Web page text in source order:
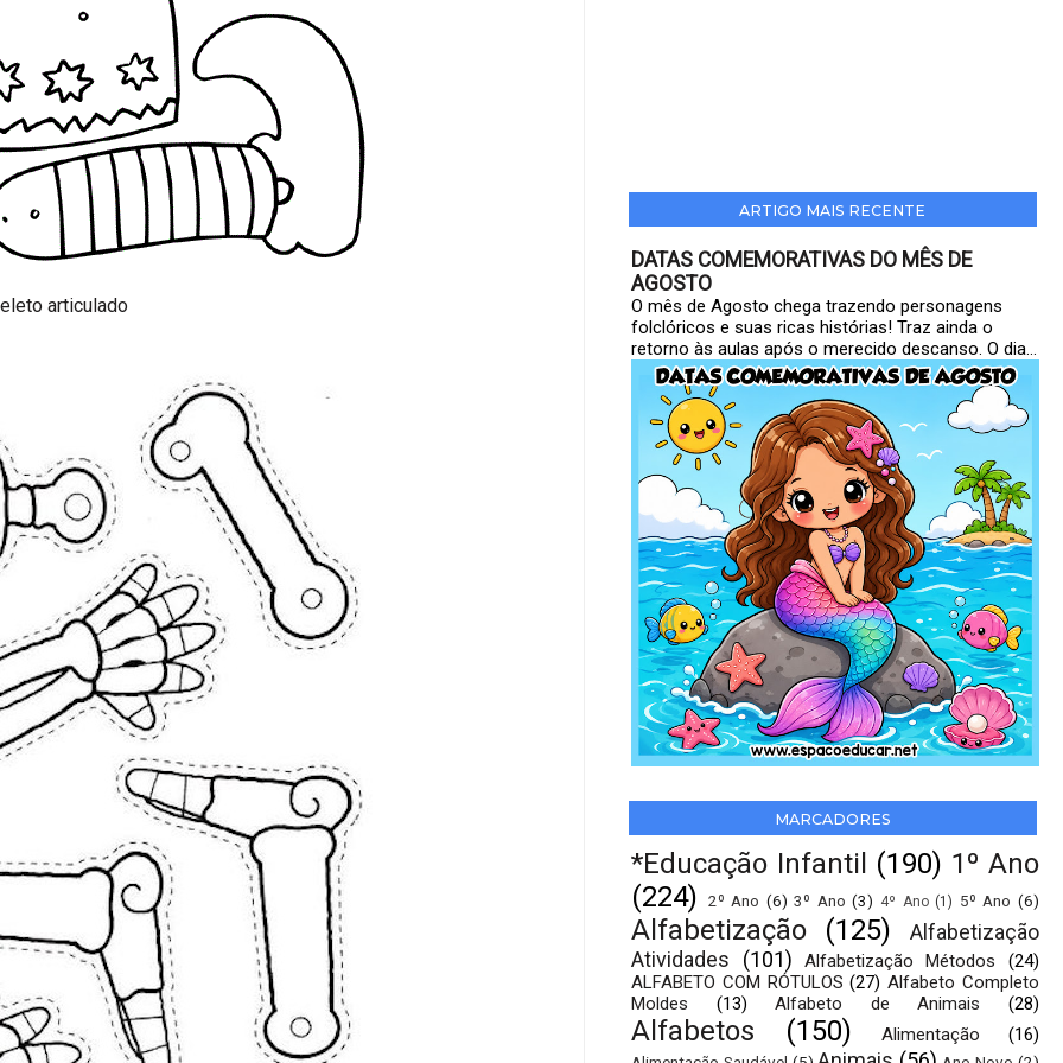
articulado
ARTIGO MAIS RECENTE
DATAS COMEMORATIVAS DO MÊS DE
AGOSTO
O mês de Agosto chega trazendo personagens
folclóricos e suas ricas histórias! Traz ainda o
retorno às aulas após o merecido descanso. O dia...
MARCADORES
*Educação Infantil (190) 1º Ano
(224)
2º Ano (6) 3º Ano (3) 4º Ano (1) 5º Ano (6)
Alfabetização (125)
Alfabetização
Atividades
(101) Alfabetização Métodos
(24)
ALFABETO COM RÓTULOS (27) Alfabeto Completo
Moldes
(13) Alfabeto de Animais (28)
Alfabetos (150) Alimentação (16)